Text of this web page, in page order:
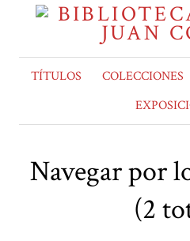
TÍTULOS COLECCIONES
Navegar por
(2